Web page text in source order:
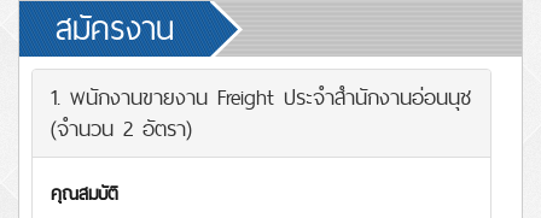
สมัครงาน
1. พนักงานขายงาน Freight ประจำสำนักงานอ่อนนุช
(จำนวน 2 อัตรา)
คุณสมบัติ